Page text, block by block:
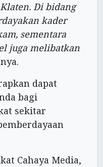
Di bidang
kader
sementara
juga melibatkan
dapat
bagi
sekitar
Cahaya Media,